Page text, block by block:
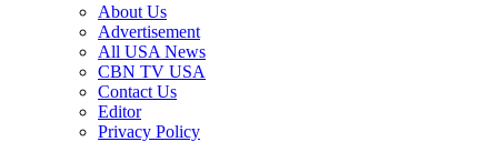
About Us
Advertisement
All USA News
CBN TV USA
Contact Us
Editor
Privacy Policy